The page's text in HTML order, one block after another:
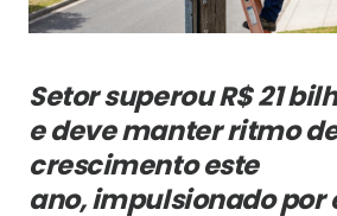
Setor superou R$ 21
e deve manter ritmo
crescimento este
ano, impulsionado por